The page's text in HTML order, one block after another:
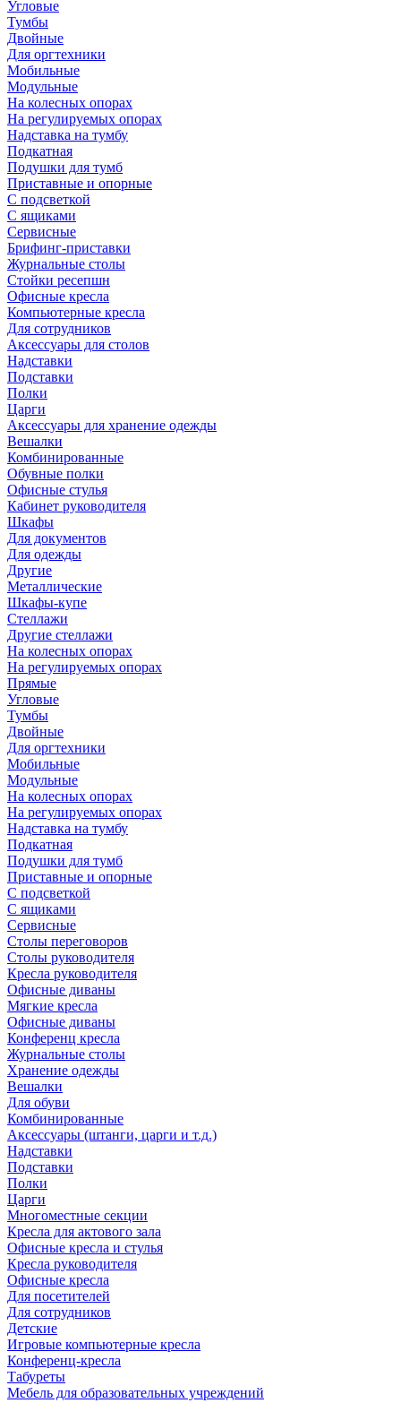
Угловые
Тумбы
Двойные
Для оргтехники
Мобильные
Модульные
На колесных опорах
На регулируемых опорах
Надставка на тумбу
Подкатная
Подушки для тумб
Приставные и опорные
С подсветкой
С ящиками
Сервисные
Брифинг-приставки
Журнальные столы
Стойки ресепшн
Офисные кресла
Компьютерные кресла
Для сотрудников
Аксессуары для столов
Надставки
Подставки
Полки
Царги
Аксессуары для хранение одежды
Вешалки
Комбинированные
Обувные полки
Офисные стулья
Кабинет руководителя
Шкафы
Для документов
Для одежды
Другие
Металлические
Шкафы-купе
Стеллажи
Другие стеллажи
На колесных опорах
На регулируемых опорах
Прямые
Угловые
Тумбы
Двойные
Для оргтехники
Мобильные
Модульные
На колесных опорах
На регулируемых опорах
Надставка на тумбу
Подкатная
Подушки для тумб
Приставные и опорные
С подсветкой
С ящиками
Сервисные
Столы переговоров
Столы руководителя
Кресла руководителя
Офисные диваны
Мягкие кресла
Офисные диваны
Конференц кресла
Журнальные столы
Хранение одежды
Вешалки
Для обуви
Комбинированные
Аксессуары (штанги, царги и т.д.)
Надставки
Подставки
Полки
Царги
Многоместные секции
Кресла для актового зала
Офисные кресла и стулья
Кресла руководителя
Офисные кресла
Для посетителей
Для сотрудников
Детские
Игровые компьютерные кресла
Конференц-кресла
Табуреты
Мебель для образовательных учреждений